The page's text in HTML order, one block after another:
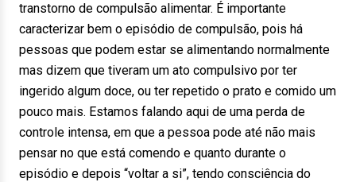
transtorno de compulsão alimentar. É importante
caracterizar bem o episódio de compulsão, pois há
pessoas que podem estar se alimentando normalmente
mas dizem que tiveram um ato compulsivo por ter
ingerido algum doce, ou ter repetido o prato e comido um
pouco mais. Estamos falando aqui de uma perda de
controle intensa, em que a pessoa pode até não mais
pensar no que está comendo e quanto durante o
episódio e depois “voltar a si”, tendo consciência do